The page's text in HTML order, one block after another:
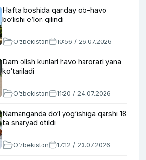
Hafta boshida qanday ob-havo
bo‘lishi e’lon qilindi
O‘zbekiston 10:56 / 26.07.2026
Dam olish kunlari havo harorati yana
ko‘tariladi
O‘zbekiston 11:20 / 24.07.2026
Namanganda do‘l yog‘ishiga qarshi 18
ta snaryad otildi
O‘zbekiston 17:12 / 23.07.2026